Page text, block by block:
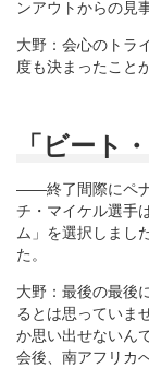
ンアウトからの見
大野：会心のトラ
度も決まったこと
「ビート
――終了間際にペ
チ・マイケル選手
ム」を選択しまし
た。
大野：最後の最後
るとは思っていま
か思い出せないん
会後、南アフリカ